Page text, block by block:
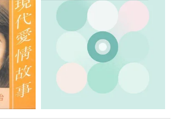
梅子演唱点播:13次